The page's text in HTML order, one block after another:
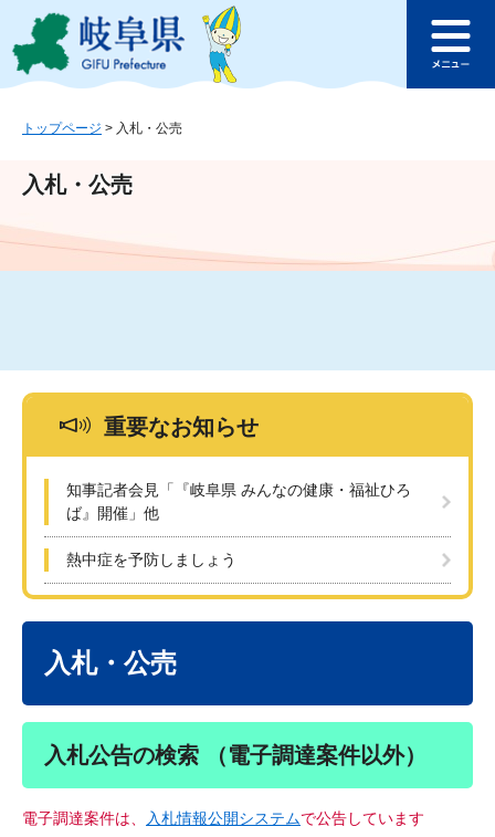
ジ
ュ
文
このページの本文へ
ュ
トップページ > 入札・公売
入札・公売
重要なお知らせ
知事記者会見「『岐阜県 みんなの健康・福祉ひろ
ば』開催」他
熱中症を予防しましょう
入札・公売
入札公告の検索 （電子調達案件以外）
電子調達案件は、 入札情報公開システムで公告しています